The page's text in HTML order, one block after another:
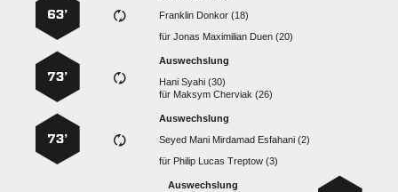
  
für   
63’
Auswechslung
  
für   
73’
Auswechslung
    
für    
73’
Auswechslung